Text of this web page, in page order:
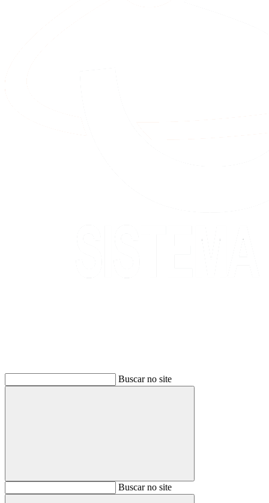
Buscar no site
BuscarBuscar no site